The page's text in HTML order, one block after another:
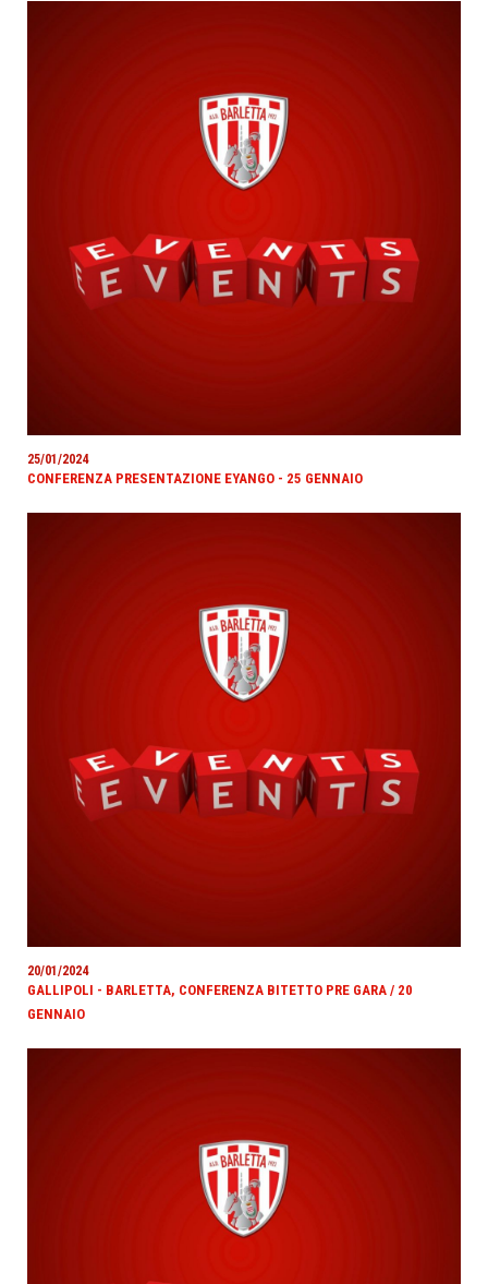
25/01/2024
CONFERENZA PRESENTAZIONE EYANGO - 25 GENNAIO
20/01/2024
GALLIPOLI - BARLETTA, CONFERENZA BITETTO PRE GARA / 20
GENNAIO